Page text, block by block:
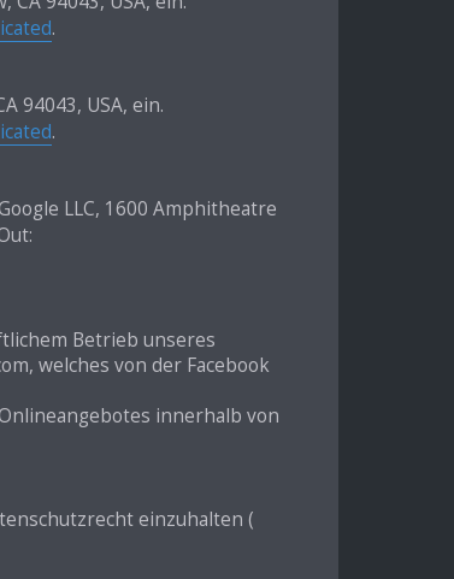
.
94043, USA, ein.
.
LLC, 1600 Amphitheatre
Betrieb unseres
welches von der Facebook
innerhalb von
einzuhalten (